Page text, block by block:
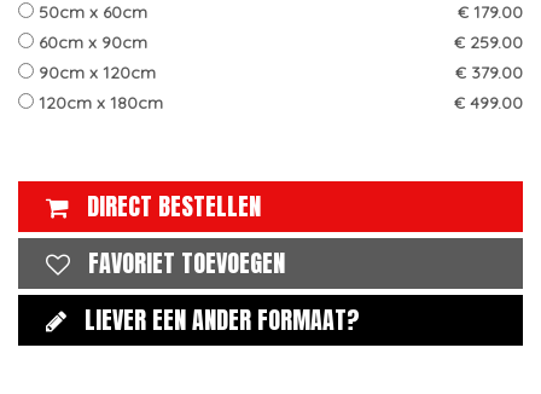
50cm x 60cm
€ 179.00
60cm x 90cm
€ 259.00
90cm x 120cm
€ 379.00
120cm x 180cm
€ 499.00
DIRECT BESTELLEN
FAVORIET TOEVOEGEN
LIEVER EEN ANDER FORMAAT?